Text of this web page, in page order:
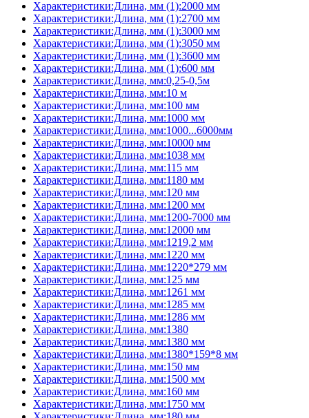
Характеристики:Длина, мм (1):2000 мм
Характеристики:Длина, мм (1):2700 мм
Характеристики:Длина, мм (1):3000 мм
Характеристики:Длина, мм (1):3050 мм
Характеристики:Длина, мм (1):3600 мм
Характеристики:Длина, мм (1):600 мм
Характеристики:Длина, мм:0,25-0,5м
Характеристики:Длина, мм:10 м
Характеристики:Длина, мм:100 мм
Характеристики:Длина, мм:1000 мм
Характеристики:Длина, мм:1000...6000мм
Характеристики:Длина, мм:10000 мм
Характеристики:Длина, мм:1038 мм
Характеристики:Длина, мм:115 мм
Характеристики:Длина, мм:1180 мм
Характеристики:Длина, мм:120 мм
Характеристики:Длина, мм:1200 мм
Характеристики:Длина, мм:1200-7000 мм
Характеристики:Длина, мм:12000 мм
Характеристики:Длина, мм:1219,2 мм
Характеристики:Длина, мм:1220 мм
Характеристики:Длина, мм:1220*279 мм
Характеристики:Длина, мм:125 мм
Характеристики:Длина, мм:1261 мм
Характеристики:Длина, мм:1285 мм
Характеристики:Длина, мм:1286 мм
Характеристики:Длина, мм:1380
Характеристики:Длина, мм:1380 мм
Характеристики:Длина, мм:1380*159*8 мм
Характеристики:Длина, мм:150 мм
Характеристики:Длина, мм:1500 мм
Характеристики:Длина, мм:160 мм
Характеристики:Длина, мм:1750 мм